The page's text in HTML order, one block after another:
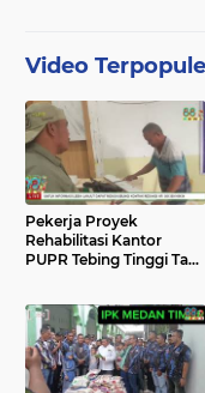
Video
Pekerja Proyek
Rehabilitasi Kantor
PUPR Tebing Tinggi Tak